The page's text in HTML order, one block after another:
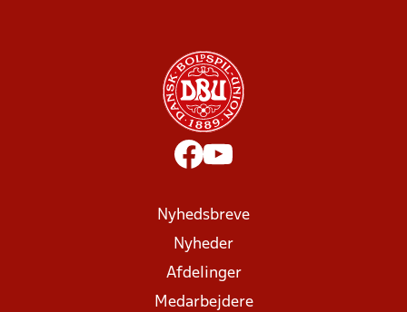
Nyhedsbreve
Nyheder
Afdelinger
Medarbejdere